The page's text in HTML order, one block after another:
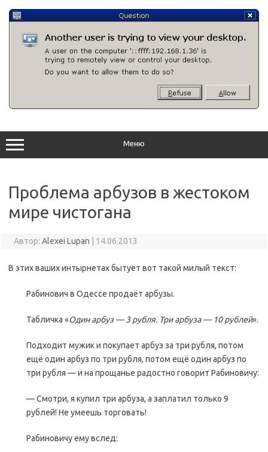
содержимому
Меню
Проблема арбузов в жестоком
мире чистогана
Автор: Alexei Lupan 14.06.2013
В этих ваших интырнетах бытует вот такой милый текст:
Рабинович в Одессе продаёт арбузы.
Табличка «Один арбуз — 3 рубля. Три арбуза — 10 рублей».
Подходит мужик и покупает арбуз за три рубля, потом
ещё один арбуз по три рубля, потом ещё один арбуз по
три рубля — и на прощанье радостно говорит Рабиновичу:
— Смотри, я купил три арбуза, а заплатил только 9
рублей! Не умеешь торговать!
Рабиновичу ему вслед: